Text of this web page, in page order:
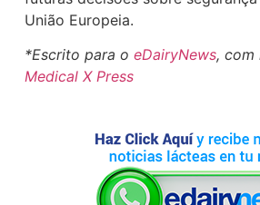
União Europeia.
*Escrito para oeDairyNews, com
Medical X Press